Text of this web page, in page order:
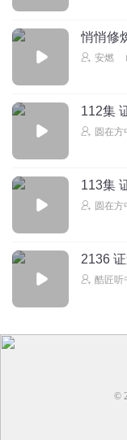
仙月舞这姑娘
回复 2025-03-13
悄悄修
安燃
112集
圆在方
113集
圆在方
2136
酷匠听
©